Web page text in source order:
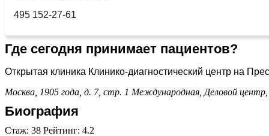
495 152-27-61
Где сегодня принимает пациентов?
Открытая клиника Клинико-диагностический центр на
Москва, 1905 года, д. 7, стр. 1 Международная, Деловой центр,
Биография
Стаж: 38 Рейтинг: 4.2